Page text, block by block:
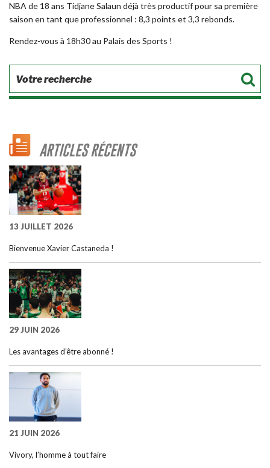
NBA de 18 ans Tidjane Salaun déjà très productif pour sa première
saison en tant que professionnel : 8,3 points et 3,3 rebonds.
Rendez-vous à 18h30 au Palais des Sports !
ARTICLES RÉCENTS
13 JUILLET 2026
Bienvenue Xavier Castaneda !
29 JUIN 2026
Les avantages d’être abonné !
21 JUIN 2026
Vivory, l’homme à tout faire